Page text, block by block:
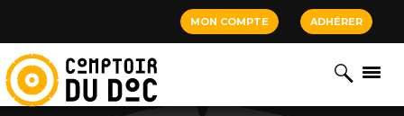
MON COMPTE ADHÉRER
Cookies management panel